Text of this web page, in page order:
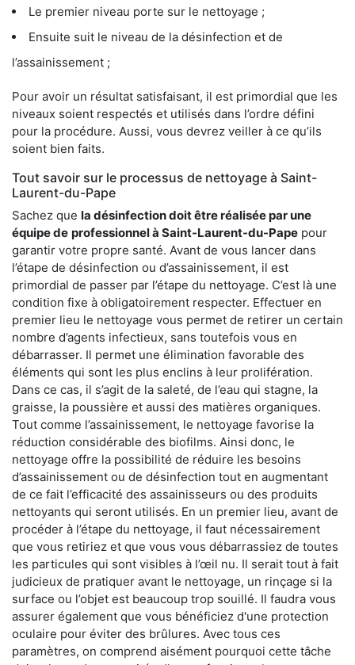
Le premier niveau porte sur le nettoyage ;
Ensuite suit le niveau de la désinfection et de
l’assainissement ;
Pour avoir un résultat satisfaisant, il est primordial que les
niveaux soient respectés et utilisés dans l’ordre défini
pour la procédure. Aussi, vous devrez veiller à ce qu’ils
soient bien faits.
Tout savoir sur le processus de nettoyage à Saint-
Laurent-du-Pape
Sachez que la désinfection doit être réalisée par une
équipe de professionnel à Saint-Laurent-du-Pape pour
garantir votre propre santé. Avant de vous lancer dans
l’étape de désinfection ou d’assainissement, il est
primordial de passer par l’étape du nettoyage. C’est là une
condition fixe à obligatoirement respecter. Effectuer en
premier lieu le nettoyage vous permet de retirer un certain
nombre d’agents infectieux, sans toutefois vous en
débarrasser. Il permet une élimination favorable des
éléments qui sont les plus enclins à leur prolifération.
Dans ce cas, il s’agit de la saleté, de l’eau qui stagne, la
graisse, la poussière et aussi des matières organiques.
Tout comme l’assainissement, le nettoyage favorise la
réduction considérable des biofilms. Ainsi donc, le
nettoyage offre la possibilité de réduire les besoins
d’assainissement ou de désinfection tout en augmentant
de ce fait l’efficacité des assainisseurs ou des produits
nettoyants qui seront utilisés. En un premier lieu, avant de
procéder à l’étape du nettoyage, il faut nécessairement
que vous retiriez et que vous vous débarrassiez de toutes
les particules qui sont visibles à l’œil nu. Il serait tout à fait
judicieux de pratiquer avant le nettoyage, un rinçage si la
surface ou l’objet est beaucoup trop souillé. Il faudra vous
assurer également que vous bénéficiez d'une protection
oculaire pour éviter des brûlures. Avec tous ces
paramètres, on comprend aisément pourquoi cette tâche